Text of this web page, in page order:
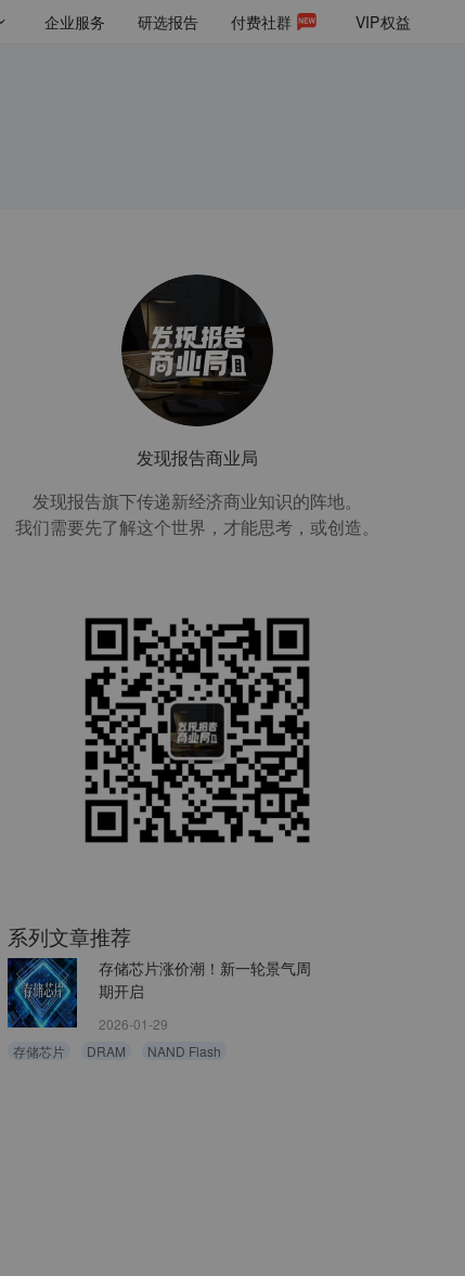
企业服务 研选报告 付费社群 VIP权益
发现报告商业局
发现报告旗下传递新经济商业知识的阵地。
我们需要先了解这个世界，才能思考，或创造。
系列文章推荐
存储芯片涨价潮！新一轮景气周
期开启
2026-01-29
存储芯片
DRAM NAND Flash